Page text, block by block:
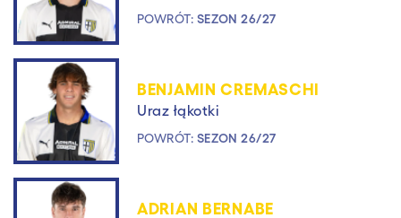
POWRÓT: SEZON 26/27
BENJAMIN CREMASCHI
Uraz łąkotki
POWRÓT: SEZON 26/27
ADRIAN BERNABE